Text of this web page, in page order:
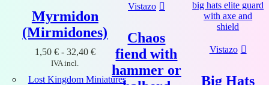
Myrmidon
(Mirmidones)
1,50 € - 32,40 €Rango
precios:
IVA incl.
Lost Kingdom Miniatures
Vistazo
Chaos
fiend with
hammer or
Vistazo
Big Hats